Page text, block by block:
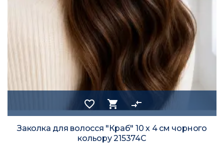
favorite_border shopping_cart compare_arrows
Заколка для волосся "Краб" 10 х 4 см чорного
кольору 215374C